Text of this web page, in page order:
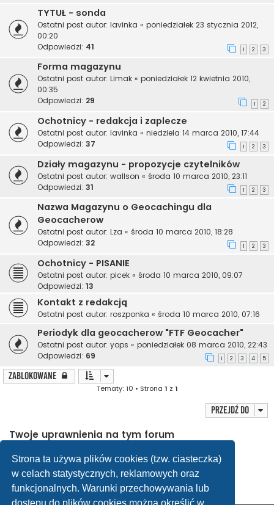
Strona ta używa plików cookies (tzw. ciasteczka)
w celach statystycznych, reklamowych oraz
funkcjonalnych. Warunki przechowywania lub
dostępu do plików cookies można określić w
TYTUŁ - sonda
Ostatni post autor: lavinka « poniedziałek 23 stycznia 2012,
00:20
Odpowiedzi: 41 1 2 3
Forma magazynu
Ostatni post autor: Limak « poniedziałek 12 kwietnia 2010,
00:35
Odpowiedzi: 29 1 2
Ochotnicy - redakcja i zaplecze
Ostatni post autor: lavinka « niedziela 14 marca 2010, 17:44
Odpowiedzi: 37 1 2 3
Działy magazynu - propozycje czytelników
Ostatni post autor: wallson « środa 10 marca 2010, 23:11
Odpowiedzi: 31 1 2 3
Nazwa Magazynu o Geocachingu dla
Geocacherow
Ostatni post autor: Lza « środa 10 marca 2010, 18:28
Odpowiedzi: 32 1 2 3
Ochotnicy - PISANIE
Ostatni post autor: picek « środa 10 marca 2010, 09:07
Odpowiedzi: 13
Kontakt z redakcją
Ostatni post autor: roszponka « środa 10 marca 2010, 07:16
Periodyk dla geocacherow "FTF Geocacher"
Ostatni post autor: yops « poniedziałek 08 marca 2010, 22:43
Odpowiedzi: 69 1 2 3 4 5
Zablokowane
Tematy: 10 • Strona 1 z 1
Przejdź do
Twoje uprawnienia na tym forum
Nie możeszodpowiadać w tematach
Nie możesz
zmieniać swoich postów
Nie możeszusuwać swoich postów
Nie możeszdodawać załączników